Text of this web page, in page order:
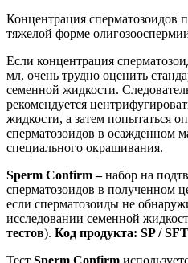
Концентрация сперматозоидов
тяжелой форме
Если концентрация
мл, очень трудно оценить
семенной жидкости.
рекомендуется
жидкости, а затем попытаться
сперматозоидов в осажденном
специального окрашивания.
Sperm Confirm–набор на
сперматозоидов в полученном
если сперматозоиды не
исследовании семенной
тестов). Код продукта: SP /